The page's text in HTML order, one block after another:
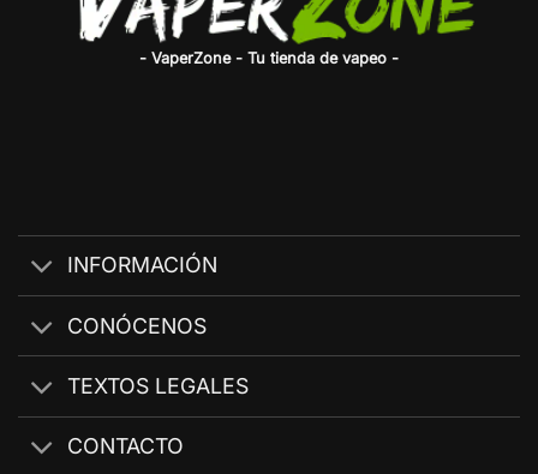
- VaperZone - Tu tienda de vapeo -
INFORMACIÓN
CONÓCENOS
TEXTOS LEGALES
CONTACTO